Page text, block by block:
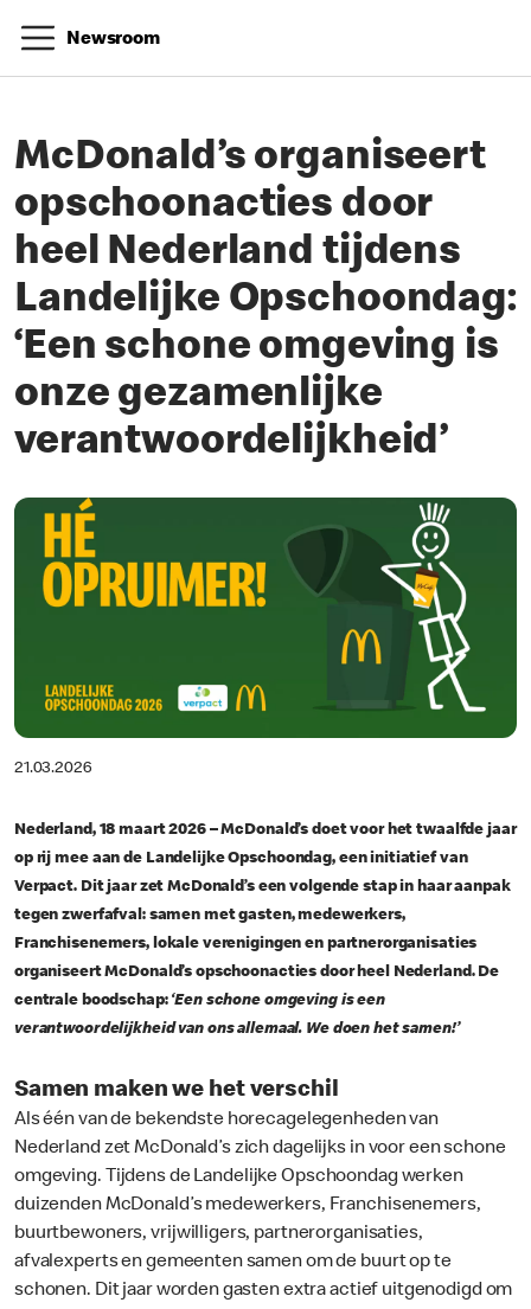
Newsroom
McDonald’s organiseert
opschoonacties door
heel Nederland tijdens
Landelijke Opschoondag:
‘Een schone omgeving is
onze gezamenlijke
verantwoordelijkheid’
21.03.2026
Nederland, 18 maart 2026 – McDonald’s doet voor het twaalfde jaar
op rij mee aan de Landelijke Opschoondag, een initiatief van
Verpact. Dit jaar zet McDonald’s een volgende stap in haar aanpak
tegen zwerfafval: samen met gasten, medewerkers,
Franchisenemers, lokale verenigingen en partnerorganisaties
organiseert McDonald’s opschoonacties door heel Nederland. De
centrale boodschap: ‘Een schone omgeving is een
verantwoordelijkheid van ons allemaal. We doen het samen!’
Samen maken we het verschil
Als één van de bekendste horecagelegenheden van
Nederland zet McDonald’s zich dagelijks in voor een schone
omgeving. Tijdens de Landelijke Opschoondag werken
duizenden McDonald’s medewerkers, Franchisenemers,
buurtbewoners, vrijwilligers, partnerorganisaties,
afvalexperts en gemeenten samen om de buurt op te
schonen. Dit jaar worden gasten extra actief uitgenodigd om